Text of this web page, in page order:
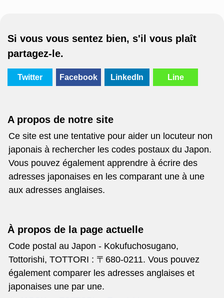
Si vous vous sentez bien, s'il vous plaît
partagez-le.
Twitter Facebook LinkedIn Line
A propos de notre site
Ce site est une tentative pour aider un locuteur non
japonais à rechercher les codes postaux du Japon.
Vous pouvez également apprendre à écrire des
adresses japonaises en les comparant une à une
aux adresses anglaises.
À propos de la page actuelle
Code postal au Japon - Kokufuchosugano,
Tottorishi, TOTTORI : 〒680-0211. Vous pouvez
également comparer les adresses anglaises et
japonaises une par une.